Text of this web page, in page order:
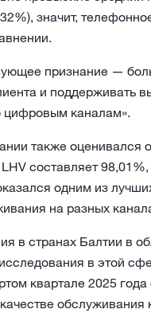
значит,
признание —
и поддерживать
цифровым каналам».
также оценивался
составляет
одним из
на разных
странах Балтии в
в этой
квартале 2025
обслуживания